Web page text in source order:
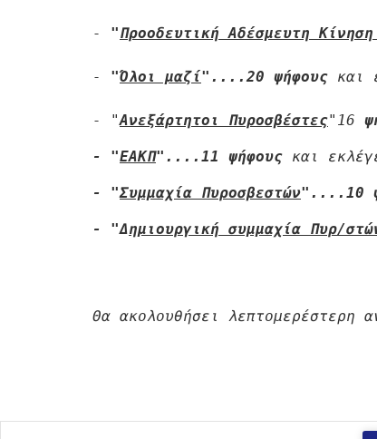
- "Προοδευτική Αδέσμευτη
- "Όλοι μαζί"....20 ψήφους και
- "Ανεξάρτητοι Πυροσβέστες"16
- "ΕΑΚΠ"....11 ψήφους και
- "Συμμαχία Πυροσβεστών"....10
- "Δημιουργική συμμαχία Πυρ/
Θα ακολουθήσει λεπτομερέστερη